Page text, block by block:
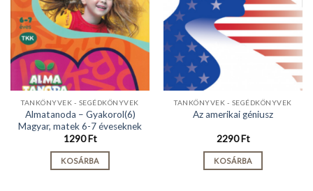
TANKÖNYVEK - SEGÉDKÖNYVEK
Almatanoda – Gyakorol(6)
Magyar, matek 6-7 éveseknek
1290Ft
KOSÁRBA
TANKÖNYVEK - SEGÉDKÖNYVEK
Az amerikai géniusz
2290Ft
KOSÁRBA